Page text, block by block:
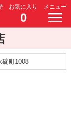
お気に入り
0
メニュー
碇町1008